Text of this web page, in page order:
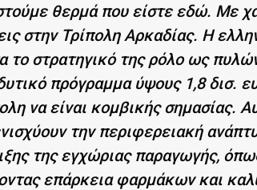
θερμά που είστε εδώ. Με
στην Τρίπολη Αρκαδίας. Η
το στρατηγικό της ρόλο ως
πρόγραμμα ύψους 1,8 δισ.
να είναι κομβικής σημασίας.
την περιφερειακή
της εγχώριας παραγωγής,
επάρκεια φαρμάκων και